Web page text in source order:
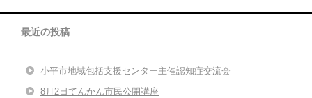
最近の投稿
小平市地域包括支援センター主催認知症交流会
8月2日てんかん市民公開講座